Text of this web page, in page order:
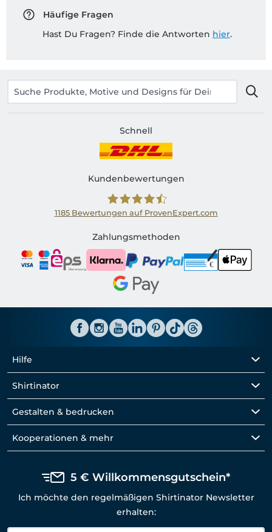
Häufige Fragen
Hast Du Fragen? Finde die Antworten hier.
Schnell
Kundenbewertungen
Shirtinator AT
1185Bewertungen auf ProvenExpert.com
Zahlungsmethoden
Hilfe
Shirtinator
Gestalten & bedrucken
Kooperationen & mehr
5 € Willkommensgutschein*
Ich möchte den regelmäßigen Shirtinator Newsletter
erhalten: